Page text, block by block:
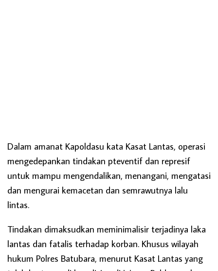
Dalam amanat Kapoldasu kata Kasat Lantas, operasi
mengedepankan tindakan pteventif dan represif
untuk mampu mengendalikan, menangani, mengatasi
dan mengurai kemacetan dan semrawutnya lalu
lintas.
Tindakan dimaksudkan meminimalisir terjadinya laka
lantas dan fatalis terhadap korban. Khusus wilayah
hukum Polres Batubara, menurut Kasat Lantas yang